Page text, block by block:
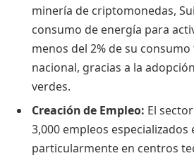
minería de criptomonedas,
consumo de energía para
menos del 2% de su
nacional, gracias a la
verdes.
Creación de Empleo: El
3,000 empleos especializados
particularmente en centros